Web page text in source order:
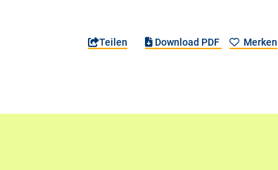
Teilen Download PDF Merken